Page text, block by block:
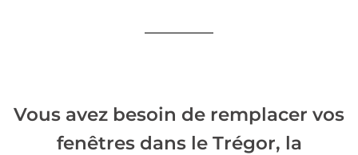
Vous avez besoin de remplacer vos
fenêtres dans le Trégor, la